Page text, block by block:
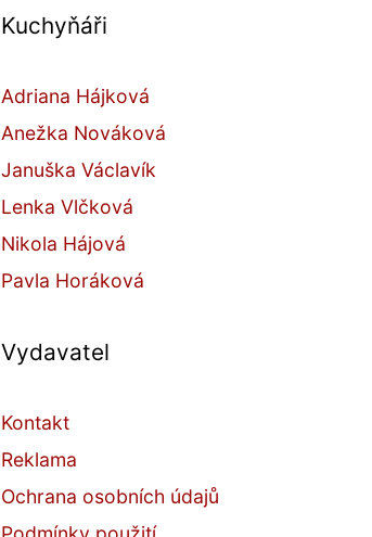
Kuchyňáři
Adriana Hájková
Anežka Nováková
Januška Václavík
Lenka Vlčková
Nikola Hájová
Pavla Horáková
Vydavatel
Kontakt
Reklama
Ochrana osobních údajů